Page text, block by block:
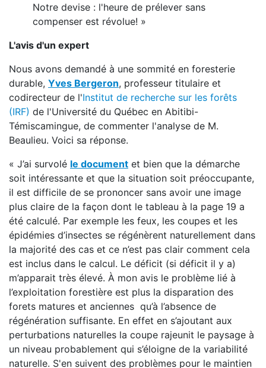
Notre devise : l'heure de prélever sans
compenser est révolue! »
L'avis d'un expert
Nous avons demandé à une sommité en foresterie
durable, Yves Bergeron, professeur titulaire et
codirecteur de l'Institut de recherche sur les forêts
(IRF) de l'Université du Québec en Abitibi-
Témiscamingue, de commenter l'analyse de M.
Beaulieu. Voici sa réponse.
« J’ai survolé le document et bien que la démarche
soit intéressante et que la situation soit préoccupante,
il est difficile de se prononcer sans avoir une image
plus claire de la façon dont le tableau à la page 19 a
été calculé. Par exemple les feux, les coupes et les
épidémies d’insectes se régénèrent naturellement dans
la majorité des cas et ce n’est pas clair comment cela
est inclus dans le calcul. Le déficit (si déficit il y a)
m’apparait très élevé. À mon avis le problème lié à
l’exploitation forestière est plus la disparation des
forets matures et anciennes qu’à l’absence de
régénération suffisante. En effet en s’ajoutant aux
perturbations naturelles la coupe rajeunit le paysage à
un niveau probablement qui s’éloigne de la variabilité
naturelle. S'en suivent des problèmes pour le maintien